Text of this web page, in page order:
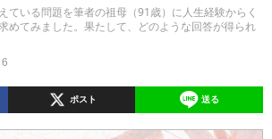
ている問題を筆者の祖母（91歳）に人生経験からく
めてみました。果たして、どのような回答が得られ
ポスト 送る